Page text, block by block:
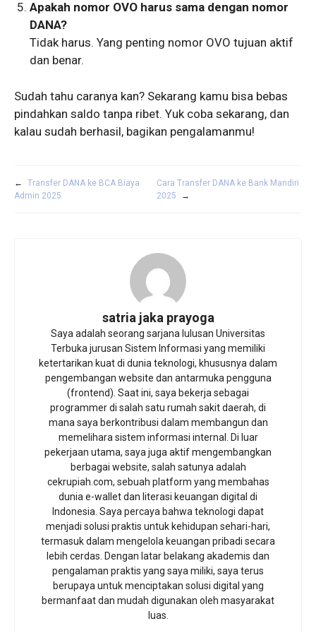
Apakah nomor OVO harus sama dengan nomor
DANA?
Tidak harus. Yang penting nomor OVO tujuan aktif
dan benar.
Sudah tahu caranya kan? Sekarang kamu bisa bebas
pindahkan saldo tanpa ribet. Yuk coba sekarang, dan
kalau sudah berhasil, bagikan pengalamanmu!
←
Transfer DANA ke BCA Biaya
Admin 2025
Cara Transfer DANA ke Bank Mandiri
2025
→
satria jaka prayoga
Saya adalah seorang sarjana lulusan Universitas
Terbuka jurusan Sistem Informasi yang memiliki
ketertarikan kuat di dunia teknologi, khususnya dalam
pengembangan website dan antarmuka pengguna
(frontend). Saat ini, saya bekerja sebagai
programmer di salah satu rumah sakit daerah, di
mana saya berkontribusi dalam membangun dan
memelihara sistem informasi internal. Di luar
pekerjaan utama, saya juga aktif mengembangkan
berbagai website, salah satunya adalah
cekrupiah.com, sebuah platform yang membahas
dunia e-wallet dan literasi keuangan digital di
Indonesia. Saya percaya bahwa teknologi dapat
menjadi solusi praktis untuk kehidupan sehari-hari,
termasuk dalam mengelola keuangan pribadi secara
lebih cerdas. Dengan latar belakang akademis dan
pengalaman praktis yang saya miliki, saya terus
berupaya untuk menciptakan solusi digital yang
bermanfaat dan mudah digunakan oleh masyarakat
luas.